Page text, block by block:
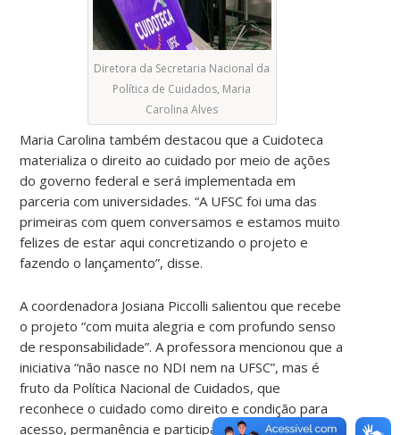
Diretora da Secretaria Nacional da
Política de Cuidados, Maria
Carolina Alves
Maria Carolina também destacou que a Cuidoteca
materializa o direito ao cuidado por meio de ações
do governo federal e será implementada em
parceria com universidades. “A UFSC foi uma das
primeiras com quem conversamos e estamos muito
felizes de estar aqui concretizando o projeto e
fazendo o lançamento”, disse.
A coordenadora Josiana Piccolli salientou que recebe
o projeto “com muita alegria e com profundo senso
de responsabilidade”. A professora mencionou que a
iniciativa “não nasce no NDI nem na UFSC”, mas é
fruto da Política Nacional de Cuidados, que
reconhece o cuidado como direito e condição para
acesso, permanência e participação plena na vida